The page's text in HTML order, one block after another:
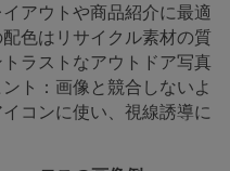
アウトや商品紹介に最適
色はリサイクル素材の質
ラストなアウトドア写真
ト：画像と競合しないよ
コンに使い、視線誘導に